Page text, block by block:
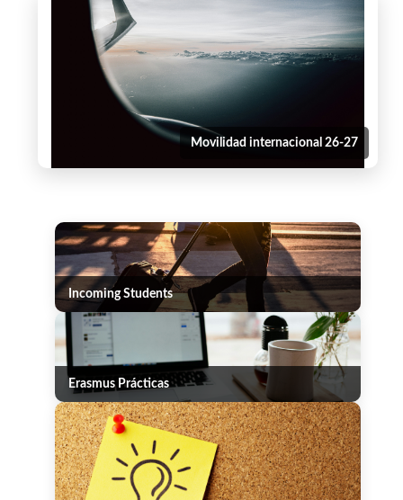
Movilidad internacional 26-27
Incoming Students
Erasmus Prácticas